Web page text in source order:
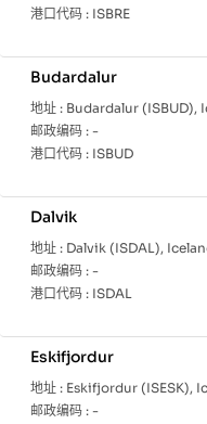
港口代码 : ISBRE
Budardalur
地址 : Budardalur (ISBUD),
邮政编码 : -
港口代码 : ISBUD
Dalvik
地址 : Dalvik (ISDAL),
邮政编码 : -
港口代码 : ISDAL
Eskifjordur
地址 : Eskifjordur (ISESK),
邮政编码 : -